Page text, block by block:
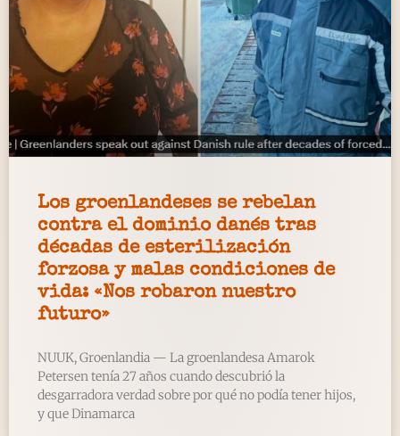
Los groenlandeses se rebelan
contra el dominio danés tras
décadas de esterilización
forzosa y malas condiciones de
vida: «Nos robaron nuestro
futuro»
NUUK, Groenlandia — La groenlandesa Amarok
Petersen tenía 27 años cuando descubrió la
desgarradora verdad sobre por qué no podía tener hijos,
y que Dinamarca